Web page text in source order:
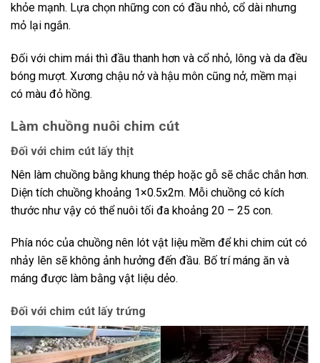
khỏe mạnh. Lựa chọn những con có đầu nhỏ, cổ dài nhưng
mỏ lại ngắn.
Đối với chim mái thì đầu thanh hơn và cổ nhỏ, lông và da đều
bóng mượt. Xương chậu nở và hậu môn cũng nở, mềm mại
có màu đỏ hồng.
Làm chuồng nuôi chim cút
Đối với chim cút lấy thịt
Nên làm chuồng bằng khung thép hoặc gỗ sẽ chắc chắn hơn.
Diện tích chuồng khoảng 1×0.5x2m. Mỗi chuồng có kích
thước như vậy có thể nuôi tối đa khoảng 20 – 25 con.
Phía nóc của chuồng nên lót vật liệu mềm để khi chim cút có
nhảy lên sẽ không ảnh hưởng đến đầu. Bố trí máng ăn và
máng được làm bằng vật liệu dẻo.
Đối với chim cút lấy trứng